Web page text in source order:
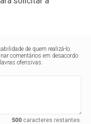
de quem realizá-lo.
comentários em desacordo
ofensivas.
500caracteres restantes.